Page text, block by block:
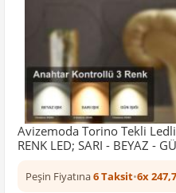
Avizemoda Torino Tekli
RENK LED; SARI - BEYAZ -
Peşin Fiyatına6 Taksit•6x